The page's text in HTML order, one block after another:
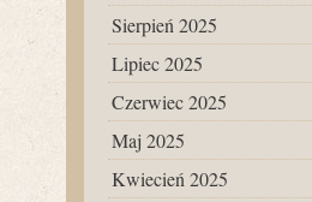
Sierpień 2025
Lipiec 2025
Czerwiec 2025
Maj 2025
Kwiecień 2025